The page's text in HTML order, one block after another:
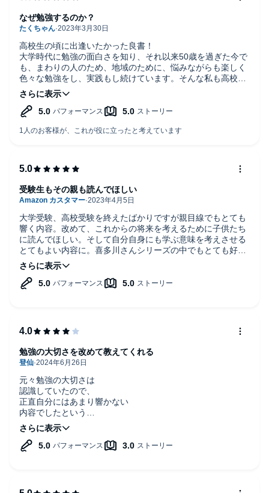
高校生の頃に出逢いたかった良書！
大学時代に勉強の面白さを知り、それ以来50歳を過ぎた今で
も、まわりの人のため、地域のために、悩みながらも楽しく
色々な勉強をし、実践もし続けています。そんな私も高校時
代は得意科目以外の勉強はキライでした。
悩める高校生に、ぜひぜひオススメしたい本です！
なぜ勉強するのか？
大学受験、高校受験を終えたばかりですが親目線でもとても
響く内容。改めて、これからの将来を考えるために子供たち
に読んでほしい。そして自分自身にも学ぶ意味を考えさせる
とてもよい内容に。喜多川さんシリーズの中でもとても好き
になりました。
受験生もその親も読んでほしい
元々勉強の大切さは
認識していたので、
正直自分にはあまり響かない
内容でしたという
身も蓋もない感想ですみません。
和花が変わってからは
勉強の大切さを改めて教えてくれる